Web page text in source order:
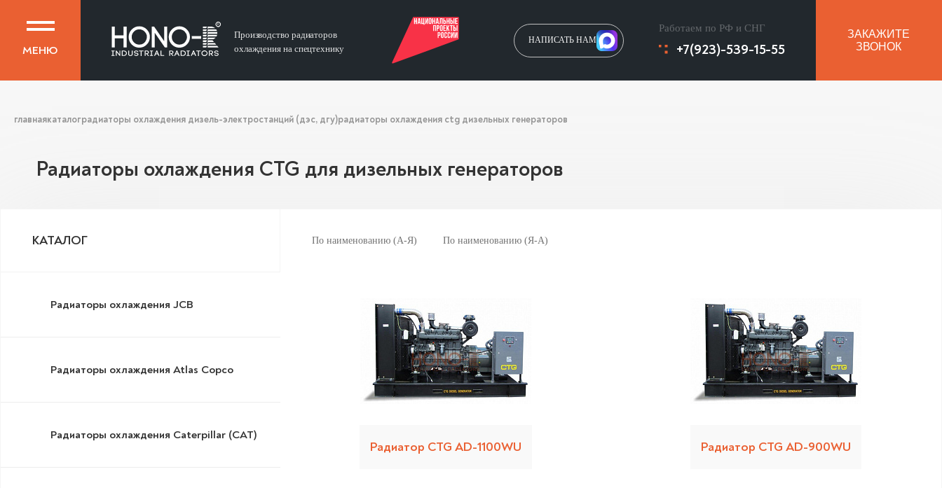
МЕНЮ
Производство радиаторов
охлаждения на спецтехнику
НАПИСАТЬ НАМ
Работаем по РФ и СНГ
+7(923)-539-15-55
ЗАКАЖИТЕ
ЗВОНОК
главнаякаталоградиаторы охлаждения дизель-электростанций (дэс, дгу)радиаторы охлаждения ctg дизельных генераторов
Радиаторы охлаждения CTG для дизельных генераторов
КАТАЛОГ
Радиаторы охлаждения JCB
Радиаторы охлаждения Atlas Copco
Радиаторы охлаждения Caterpillar (CAT)
По наименованию (А-Я) По наименованию (Я-А)
Радиатор CTG AD-1100WU Радиатор CTG AD-900WU